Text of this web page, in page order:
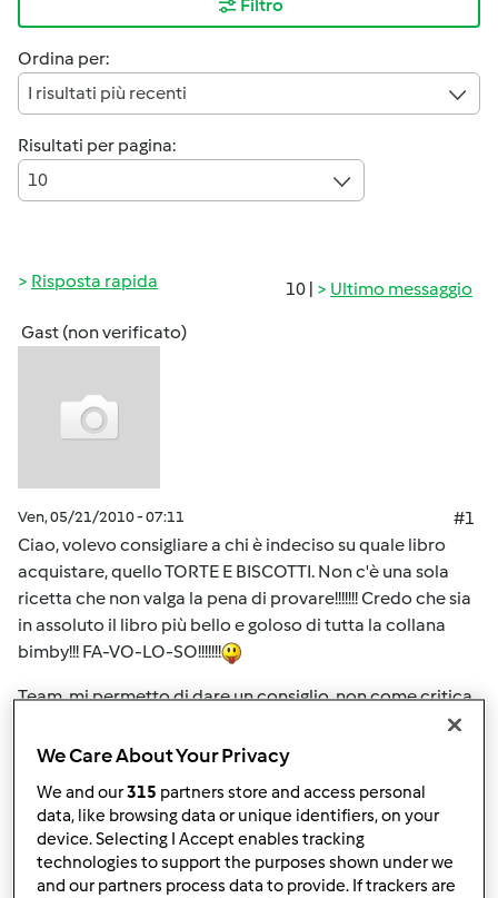
Filtro
Ordina per:
I risultati più recenti
Risultati per pagina:
10
10 | Ultimo messaggio
Risposta rapida
Gast (non verificato)
Ven, 05/21/2010 - 07:11
#1
Ciao, volevo consigliare a chi è indeciso su quale libro
acquistare, quello TORTE E BISCOTTI. Non c'è una sola
ricetta che non valga la pena di provare!!!!!!! Credo che sia
in assoluto il libro più bello e goloso di tutta la collana
bimby!!! FA-VO-LO-SO!!!!!!!
Team, mi permetto di dare un consiglio, non come critica
ma solo come spunto per migliorare: credo che farebbe
piacere a tutti noi che nei libri di cucina ci fosse per ogni
sia nella scelta delle ricette sia per sapere che cosa uno
dovrebbe aspettarsi a ricetta finita! E' evidente che non
per tutte le ricette si può mettere una bella foto a pagina
intera, altrimenti i libri diventerebbero alti come
We Care About Your Privacy
We and our315 partners store and access personal
data, like browsing data or unique identifiers, on your
device. Selecting I Accept enables tracking
technologies to support the purposes shown under we
and our partners process data to provide. If trackers are